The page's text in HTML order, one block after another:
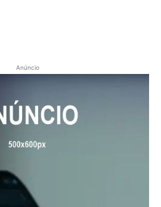
Anúncio